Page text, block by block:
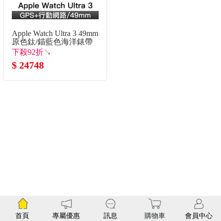
Apple Watch Ultra 3 49mm
原色鈦/錨藍色海洋錶帶
下殺92折↘
$ 24748
首頁 專屬優惠 訊息 購物車 會員中心